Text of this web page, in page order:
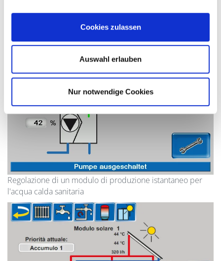
Cookies zulassen
Auswahl erlauben
Nur notwendige Cookies
Regolazione di un modulo di produzione istantaneo per
l'acqua calda sanitaria